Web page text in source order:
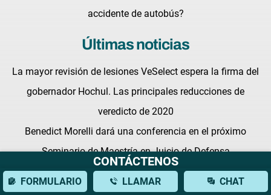
accidente de autobús?
Últimas noticias
La mayor revisión de lesiones VeSelect espera la firma del
gobernador Hochul. Las principales reducciones de
veredicto de 2020
Benedict Morelli dará una conferencia en el próximo
Seminario de Maestría en Juicio de Defensa
Luchando por tus derechos: Qué esperar de un abogado de
lesiones personales en New York
CONTÁCTENOS
FORMULARIO LLAMAR CHAT